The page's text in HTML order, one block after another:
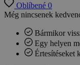
Oblíbené 0
Még nincsenek
Bármikor
Egy helyen
Értesítéseket